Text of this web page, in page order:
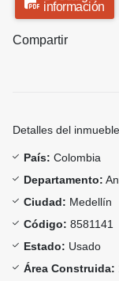
información
Compartir
Detalles del
País: Colombia
Departamento:
Ciudad: Medellín
Código: 8581141
Estado: Usado
Área Construida: